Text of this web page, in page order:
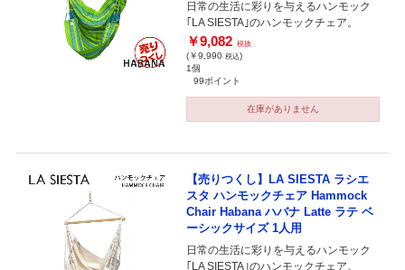
日常の生活に彩りを与えるハンモック
｢LA SIESTA｣のハンモックチェア。
￥9,082 税抜
(￥9,990 税込)
1個
99ポイント
在庫がありません
【売りつくし】LA SIESTA ラシエ
スタ ハンモックチェア Hammock
Chair Habana ハバナ Latte ラテ ベ
ーシックサイズ 1人用
日常の生活に彩りを与えるハンモック
｢LA SIESTA｣のハンモックチェア。